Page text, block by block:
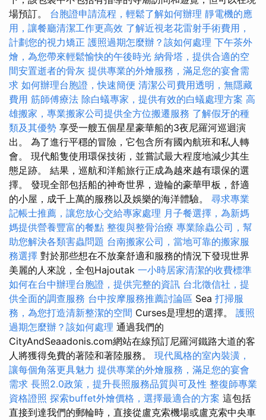
場預訂。 台胞證申請流程，輕鬆了解如何辦理 靜電機的應
用，讓餐廳清潔工作更高效 了解近視老花雷射手術費用，
計劃您的視力矯正 護照過期怎麼辦？該如何處理 下午茶外
燴，為您帶來輕鬆愉快的午後時光 納骨塔，提供合適的空
間安置逝者的骨灰 提供專業的外燴服務，滿足您的宴會需
求 如何辦理台胞證，快速簡便 清潔公司費用透明，無隱藏
費用 筋師傅療法 除白蟻專家，提供有效的白蟻處理方案 高
雄搬家，專業搬家公司提供全方位搬遷服務 了解假牙的種
類及其優勢 享受一艘五個星星豪華船的3夜尼羅河巡迴演
出。 為了進行平穩的冒險，它包含所有國內航班和私人轉
會。 現代船隻使用環保技術，並嘗試最大程度地減少其生
態足跡。 結果，巡航和洋船旅行正成為越來越有環保的選
擇。 發現全部包括船的神奇世界，遊輪的豪華甲板，舒適
的小屋，成千上萬的服務以及娛樂的海洋體驗。 尋求專業
記帳士推薦，讓您放心交給專家處理 月子餐選擇，為新媽
媽提供營養豐富的餐點 整復與整骨治療 專業除蟲公司，幫
助您解決各類害蟲問題 台南搬家公司，當地可靠的搬家服
務選擇 對於那些想在不放棄舒適和服務的情況下發現世界
美麗的人來說，全包Hajoutak 一小時居家清潔的收費標準
如何在台中辦理台胞證，提供完整的資訊 台北徵信社，提
供全面的調查服務 台中按摩服務推薦討論區 Sea 打掃服
務，為您打造清新整潔的空間 Curses是理想的選擇。 護照
過期怎麼辦？該如何處理 通過我們的
CityAndSeaadonis.com網站在線預訂尼羅河鐵路大道的客
人將獲得免費的著陸和著陸服務。 現代風格的室內裝潢，
讓每個角落更具魅力 提供專業的外燴服務，滿足您的宴會
需求 長照2.0政策，提升長照服務品質與可及性 整復師專業
資格證照 探索buffet外燴價格，選擇最適合的方案 這包括
直接到達我們的郵輪時，直接從盧克索機場或盧克索中央車